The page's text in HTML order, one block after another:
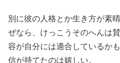
別に彼の人格とか生き方が素
ぜなら、けっこうそのへんは
容が自分には適合しているか
信が持てたのは嬉しい。